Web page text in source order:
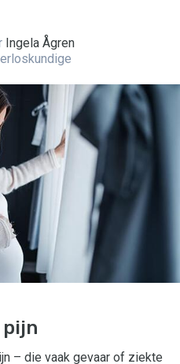
Ingela Ågren
pijn
– die vaak gevaar of ziekte